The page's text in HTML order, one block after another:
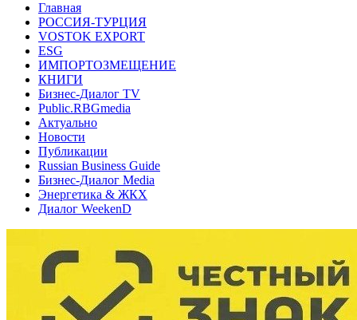
Главная
РОССИЯ-ТУРЦИЯ
VOSTOK EXPORT
ESG
ИМПОРТОЗМЕЩЕНИЕ
КНИГИ
Бизнес-Диалог TV
Public.RBGmedia
Актуально
Новости
Публикации
Russian Business Guide
Бизнес-Диалог Media
Энергетика & ЖКХ
Диалог WeekenD